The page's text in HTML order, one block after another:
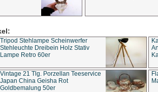
Tripod Stehlampe Scheinwerfer
Stehleuchte Dreibein Holz Stativ
Lampe Retro 60er
Vintage 21 Tlg. Porzellan Teeservice
Japan China Geisha Rot
Goldbemalung 50er